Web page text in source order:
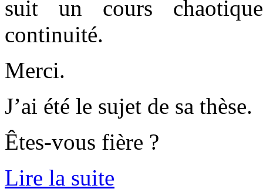
suit un cours
continuité.
Merci.
J’ai été le sujet de sa thèse.
Êtes-vous fière ?
Lire la suite